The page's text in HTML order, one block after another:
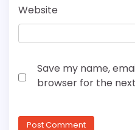
Website
Save my name,
browser for the